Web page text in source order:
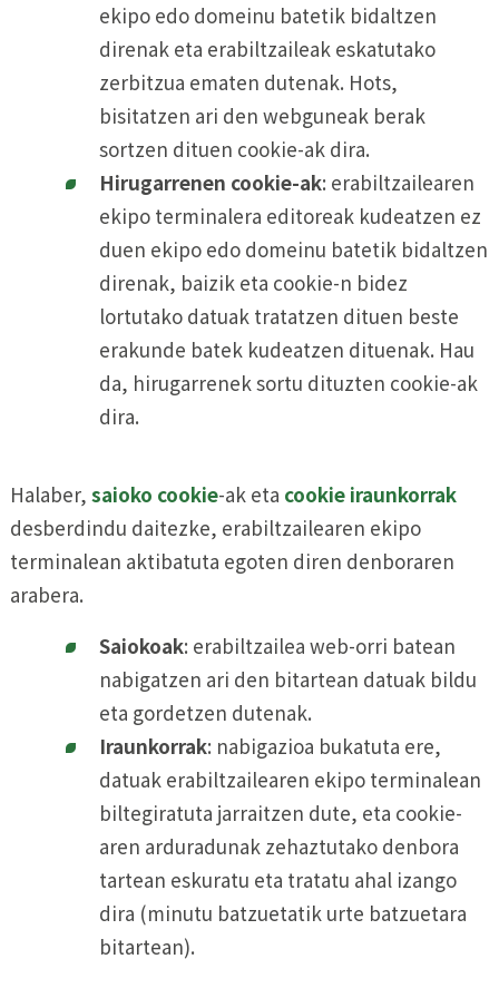
ekipo edo domeinu batetik bidaltzen
direnak eta erabiltzaileak eskatutako
zerbitzua ematen dutenak. Hots,
bisitatzen ari den webguneak berak
sortzen dituen cookie-ak dira.
Hirugarrenen cookie-ak: erabiltzailearen
ekipo terminalera editoreak kudeatzen ez
duen ekipo edo domeinu batetik bidaltzen
direnak, baizik eta cookie-n bidez
lortutako datuak tratatzen dituen beste
erakunde batek kudeatzen dituenak. Hau
da, hirugarrenek sortu dituzten cookie-ak
dira.
Halaber, saioko cookie-ak eta cookie iraunkorrak
desberdindu daitezke, erabiltzailearen ekipo
terminalean aktibatuta egoten diren denboraren
arabera.
Saiokoak: erabiltzailea web-orri batean
nabigatzen ari den bitartean datuak bildu
eta gordetzen dutenak.
Iraunkorrak: nabigazioa bukatuta ere,
datuak erabiltzailearen ekipo terminalean
biltegiratuta jarraitzen dute, eta cookie-
aren arduradunak zehaztutako denbora
tartean eskuratu eta tratatu ahal izango
dira (minutu batzuetatik urte batzuetara
bitartean).